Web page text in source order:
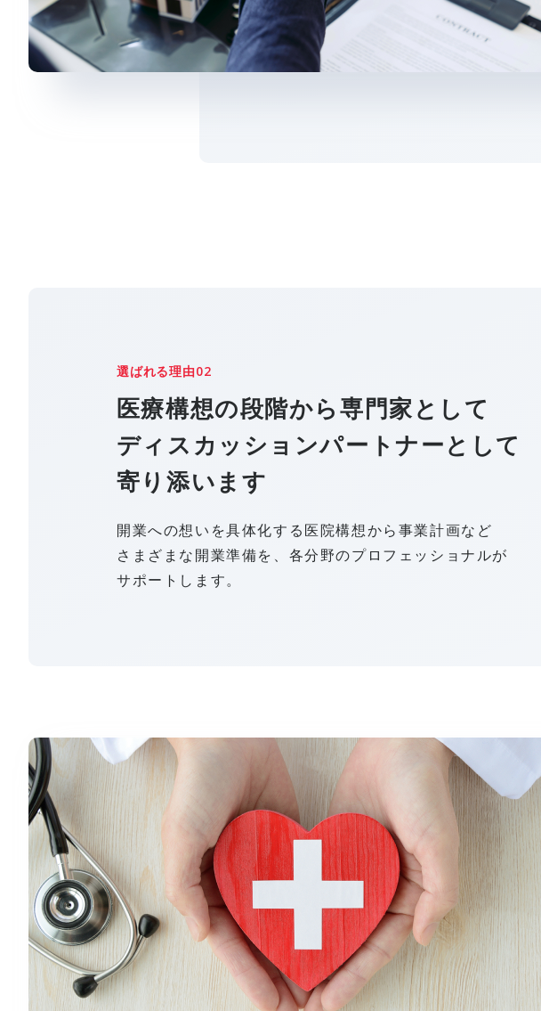
選ばれる理由02
医療構想の段階から専門家として
ディスカッションパートナーとして
寄り添います
開業への想いを具体化する医院構想から事業計画など
さまざまな開業準備を、各分野のプロフェッショナルが
サポートします。